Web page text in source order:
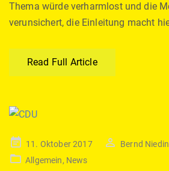
Thema würde verharmlost und die
verunsichert, die Einleitung macht
Read Full Article
Posted
on
11. Oktober 2017
Bernd
Allgemein, News